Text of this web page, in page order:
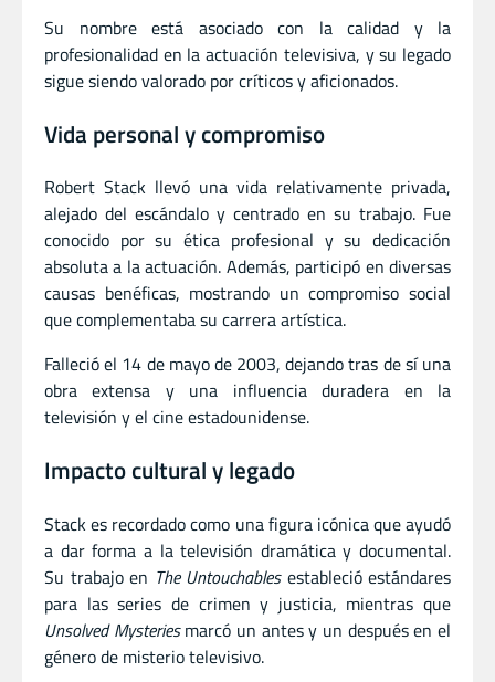
Su nombre está asociado con la calidad y la
profesionalidad en la actuación televisiva, y su legado
sigue siendo valorado por críticos y aficionados.
Vida personal y compromiso
Robert Stack llevó una vida relativamente privada,
alejado del escándalo y centrado en su trabajo. Fue
conocido por su ética profesional y su dedicación
absoluta a la actuación. Además, participó en diversas
causas benéficas, mostrando un compromiso social
que complementaba su carrera artística.
Falleció el 14 de mayo de 2003, dejando tras de sí una
obra extensa y una influencia duradera en la
televisión y el cine estadounidense.
Impacto cultural y legado
Stack es recordado como una figura icónica que ayudó
a dar forma a la televisión dramática y documental.
Su trabajo en The Untouchablesestableció estándares
para las series de crimen y justicia, mientras que
Unsolved Mysteriesmarcó un antes y un después en el
género de misterio televisivo.